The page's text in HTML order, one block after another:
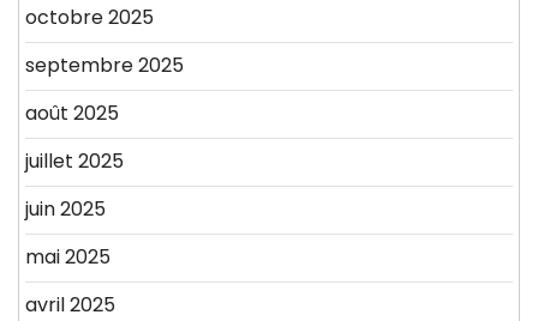
octobre 2025
septembre 2025
août 2025
juillet 2025
juin 2025
mai 2025
avril 2025